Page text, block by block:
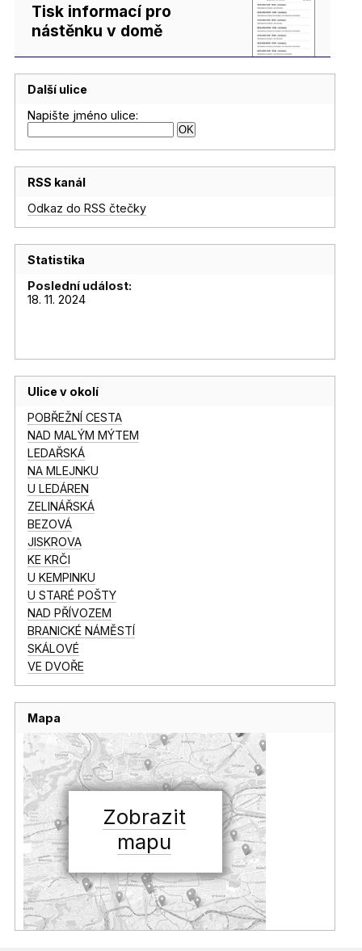
Tisk informací pro
nástěnku v domě
Další ulice
Napište jméno ulice:
RSS kanál
Odkaz do RSS čtečky
Statistika
Poslední událost:
18. 11. 2024
Ulice v okolí
POBŘEŽNÍ CESTA
NAD MALÝM MÝTEM
LEDAŘSKÁ
NA MLEJNKU
U LEDÁREN
ZELINÁŘSKÁ
BEZOVÁ
JISKROVA
KE KRČI
U KEMPINKU
U STARÉ POŠTY
NAD PŘÍVOZEM
BRANICKÉ NÁMĚSTÍ
SKÁLOVÉ
VE DVOŘE
Mapa
Zobrazit
mapu